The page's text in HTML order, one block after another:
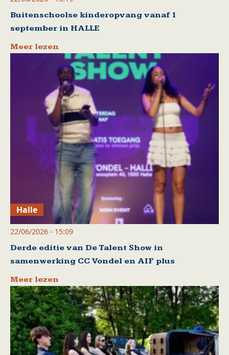
Buitenschoolse kinderopvang vanaf 1
september in HALLE
Meer lezen
Halle
22/06/2026 - 15:09
Derde editie van De Talent Show in
samenwerking CC Vondel en AIF plus
Meer lezen